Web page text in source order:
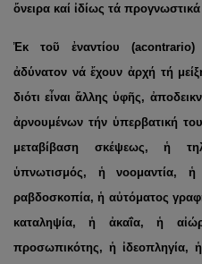
ὄνειρα καί ἰδίως τά
Ἐκ τοῦ ἐναντίου (acontrario)
ἀδύνατον νά ἔχουν ἀρχή τή
διότι εἶναι ἄλλης ὑφῆς,
ἀρνουμένων τήν ὑπερβατική
μεταβίβαση σκέψεως, ἡ
ὑπνωτισμός, ἡ νοομαντία,
ραβδοσκοπία, ἡ αὐτόματος
καταληψία, ἡ ἀκαΐα, ἡ
προσωπικότης, ἡ ἰδεοπληγία,